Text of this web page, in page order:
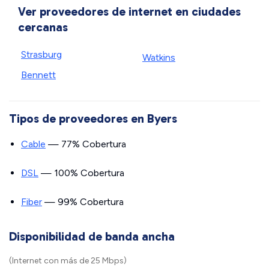
Ver proveedores de internet en ciudades
cercanas
Strasburg
Bennett
Watkins
Tipos de proveedores en Byers
Cable — 77% Cobertura
DSL — 100% Cobertura
Fiber — 99% Cobertura
Disponibilidad de banda ancha
(Internet con más de 25 Mbps)